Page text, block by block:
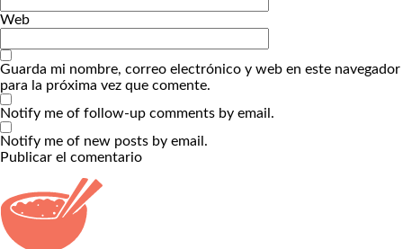
Web
Guarda mi nombre, correo electrónico y web en este navegador
para la próxima vez que comente.
Notify me of follow-up comments by email.
Notify me of new posts by email.